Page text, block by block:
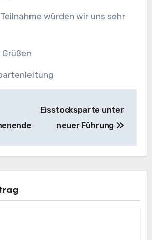
würden wir uns sehr
Spartenleitung
Eisstocksparte unter
neuer Führung